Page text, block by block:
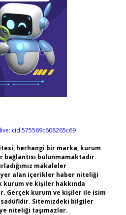
herhangi bir marka, kurum
bulunmamaktadır.
makaleler
yer alan içerikler haber niteliği
kurum ve kişiler hakkında
Gerçek kurum ve kişiler ile isim
Sitemizdeki bilgiler
niteliği taşımazlar.